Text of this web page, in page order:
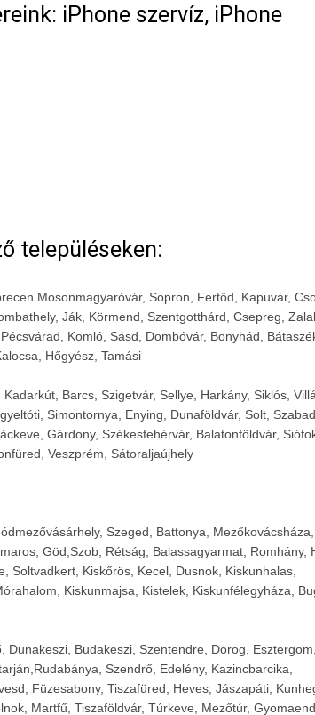
iPhone szervíz, iPhone
településeken:
Mosonmagyaróvár, Sopron, Fertőd, Kapuvár,
Ják, Körmend, Szentgotthárd, Csepreg,
Komló, Sásd, Dombóvár, Bonyhád,
Hőgyész, Tamási
Barcs, Szigetvár, Sellye, Harkány, Siklós,
Simontornya, Enying, Dunaföldvár, Solt,
Gárdony, Székesfehérvár, Balatonföldvár,
Veszprém, Sátoraljaújhely
Szeged, Battonya, Mezőkovácsháza,
Göd,Szob, Rétság, Balassagyarmat, Romhány,
Soltvadkert, Kiskőrös, Kecel, Dusnok, Kiskunhalas,
Kiskunmajsa, Kistelek, Kiskunfélegyháza,
Budakeszi, Szentendre, Dorog, Esztergom,
Szendrő, Edelény, Kazincbarcika,
Füzesabony, Tiszafüred, Heves, Jászapáti,
Martfű, Tiszaföldvár, Túrkeve, Mezőtúr,